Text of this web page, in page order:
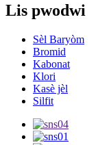
Lis pwodwi
Sèl Baryòm
Bromid
Kabonat
Klori
Kasè jèl
Silfit